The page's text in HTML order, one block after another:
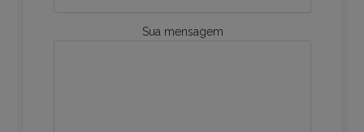
Sua mensagem